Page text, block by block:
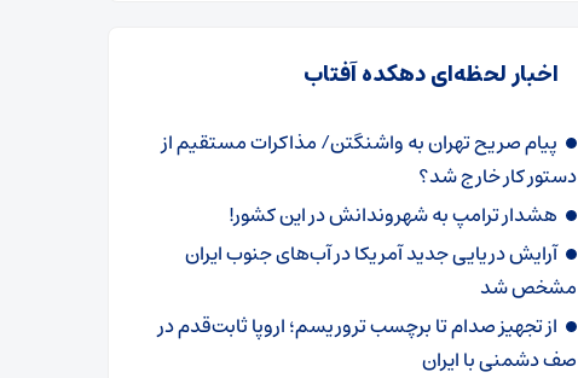
اخبار لحظه‌ای دهکده آفتاب
پیام صریح تهران به واشنگتن/ مذاکرات مستقیم از
دستور کار خارج شد؟
هشدار ترامپ به شهروندانش در این کشور!
آرایش دریایی جدید آمریکا در آب‌های جنوب ایران
مشخص شد
از تجهیز صدام تا برچسب تروریسم؛ اروپا ثابت‌قدم در
صف دشمنی با ایران